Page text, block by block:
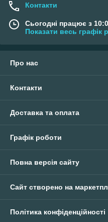
Контакти
Сьогодні працює з
Показати весь графік
Про нас
Контакти
Доставка та оплата
Графік роботи
Повна версія сайту
Сайт створено на
Політика конфіденційності